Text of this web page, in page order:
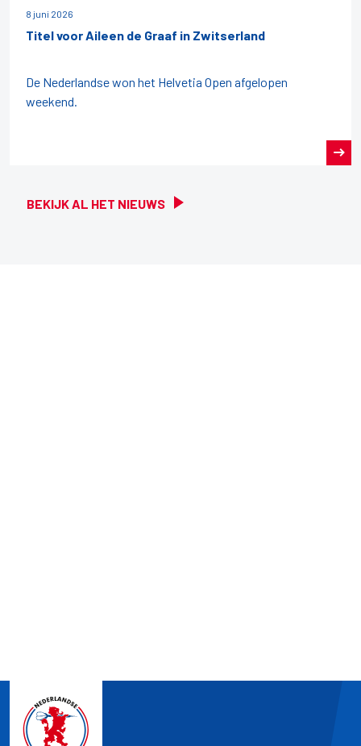
BEKIJK AL HET NIEUWS
8 juni 2026
Titel voor Aileen de Graaf in Zwitserland
De Nederlandse won het Helvetia Open afgelopen
weekend.